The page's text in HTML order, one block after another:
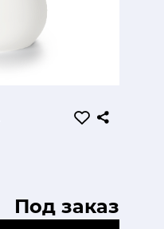
Под заказ